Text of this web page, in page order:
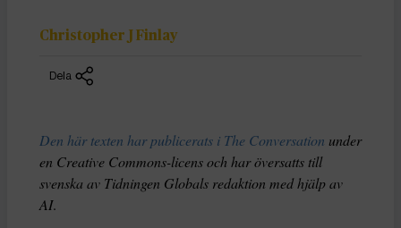
Christopher J Finlay
Dela
Den här texten har publicerats i The Conversation under
en Creative Commons-licens och har översatts till
svenska av Tidningen Globals redaktion med hjälp av
AI.